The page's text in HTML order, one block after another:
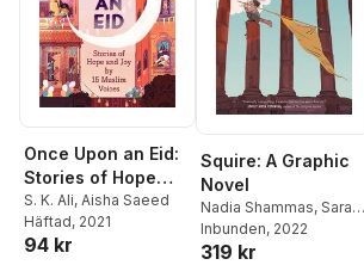
Once Upon an Eid:
Stories of Hope
and Joy by 15
Muslim Voices
S. K. Ali, Aisha Saeed
Häftad, 2021
94 kr
Squire: A Graphic
Novel
Nadia Shammas, Sara
Alfageeh
Inbunden, 2022
319 kr